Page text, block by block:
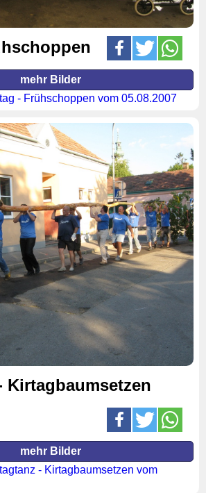
mehr Bilder
- Frühschoppen vom 05.08.2007
Kirtagbaumsetzen
mehr Bilder
- Kirtagbaumsetzen vom